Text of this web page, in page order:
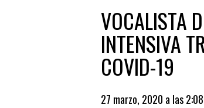
VOCALISTA
INTENSIVA
COVID-19
27 marzo, 2020 a las